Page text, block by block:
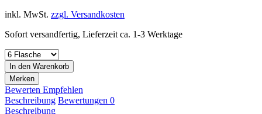
inkl. MwSt. zzgl. Versandkosten
Sofort versandfertig, Lieferzeit ca. 1-3 Werktage
In den Warenkorb
Merken
Bewerten Empfehlen
Beschreibung Bewertungen 0
Beschreibung